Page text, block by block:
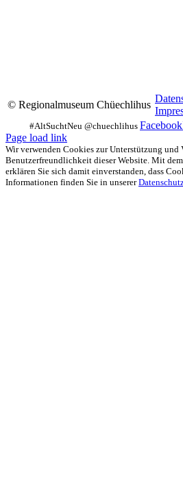
© Regionalmuseum Chüechlihus
Facebook
Page load link
Wir verwenden Cookies zur Unterstützung und
Benutzerfreundlichkeit dieser Website. Mit
erklären Sie sich damit einverstanden, dass
Informationen finden Sie in unserer